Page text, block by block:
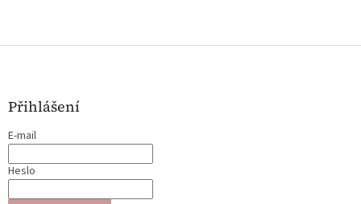
Z
Přihlášení
E-mail
Heslo